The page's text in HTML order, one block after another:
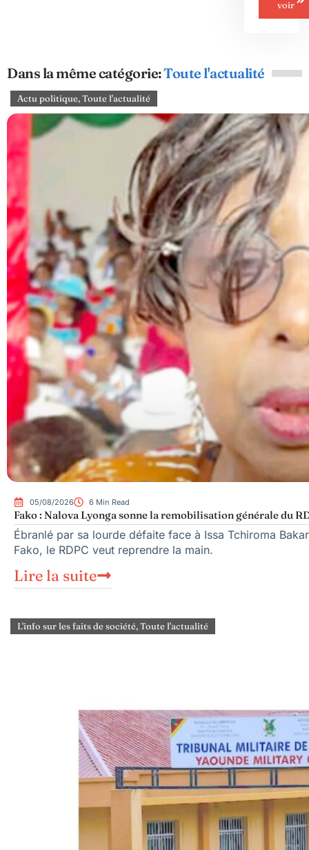
voir
Dans la même catégorie:Toute l'actualité
Actu politique,Toute l'actualité
05/08/2026 6 Min Read
Fako : Nalova Lyonga sonne la remobilisation générale du
Ébranlé par sa lourde défaite face à Issa Tchiroma
Fako, le RDPC veut reprendre la main.
Lire la suite
L'info sur les faits de société,Toute l'actualité